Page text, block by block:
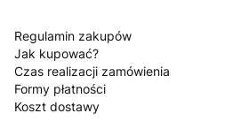
Regulamin zakupów
Jak kupować?
Czas realizacji zamówienia
Formy płatności
Koszt dostawy